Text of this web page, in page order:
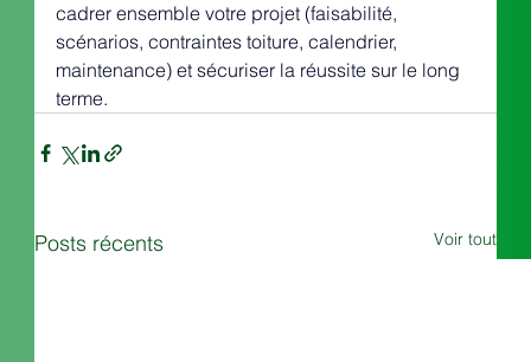
cadrer ensemble votre projet (faisabilité,
scénarios, contraintes toiture, calendrier,
maintenance) et sécuriser la réussite sur le long
terme.
Posts récents Voir tout